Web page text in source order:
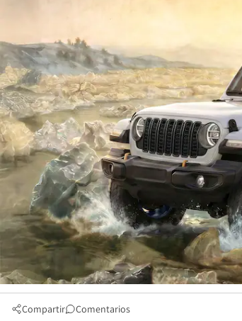
Compartir Comentarios